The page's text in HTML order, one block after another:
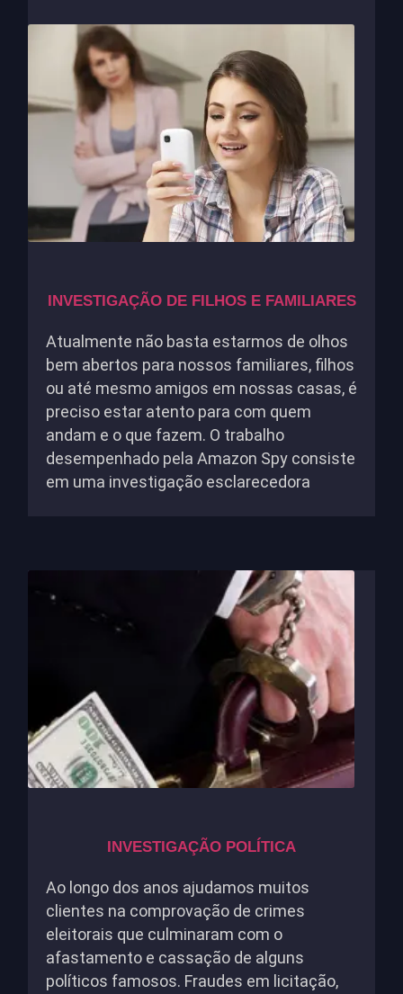
INVESTIGAÇÃO DE FILHOS E FAMILIARES
Atualmente não basta estarmos de olhos
bem abertos para nossos familiares, filhos
ou até mesmo amigos em nossas casas, é
preciso estar atento para com quem
andam e o que fazem. O trabalho
desempenhado pela Amazon Spy consiste
em uma investigação esclarecedora
INVESTIGAÇÃO POLÍTICA
Ao longo dos anos ajudamos muitos
clientes na comprovação de crimes
eleitorais que culminaram com o
afastamento e cassação de alguns
políticos famosos. Fraudes em licitação,